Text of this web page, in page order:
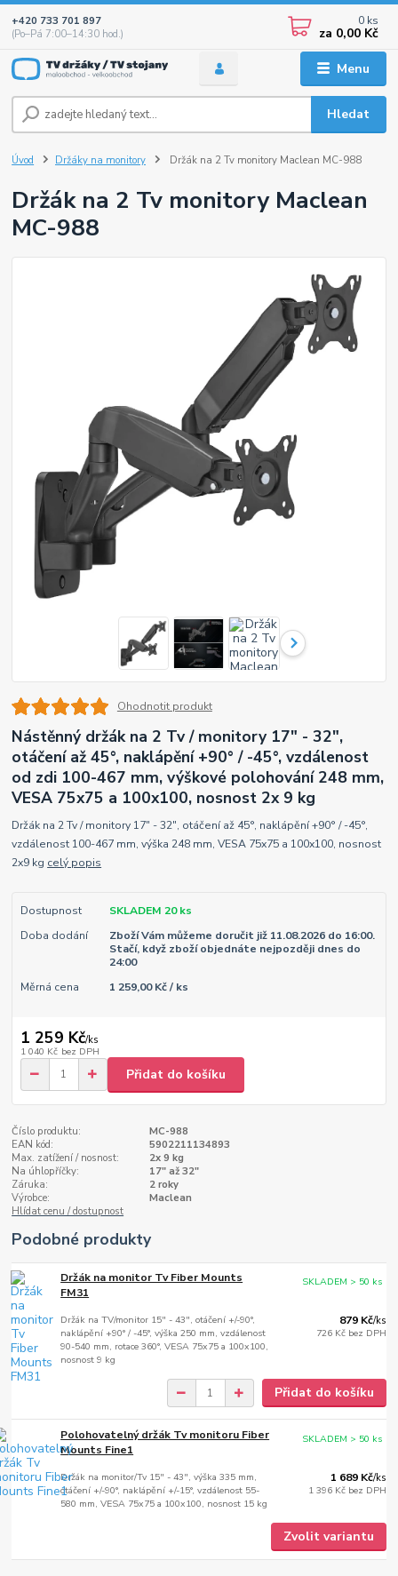
Menu
Hledat
+420 733 701 897
(Po–Pá 7:00–14:30 hod.)
0 ks
za 0,00 Kč
Úvod Držáky na monitory Držák na 2 Tv monitory Maclean MC-988
Držák na 2 Tv monitory Maclean
MC-988
Ohodnotit produkt
Nástěnný držák na 2 Tv / monitory 17" - 32",
otáčení až 45°, naklápění +90° / -45°, vzdálenost
od zdi 100-467 mm, výškové polohování 248 mm,
VESA 75x75 a 100x100, nosnost 2x 9 kg
Držák na 2 Tv / monitory 17" - 32", otáčení až 45°, naklápění +90° / -45°,
vzdálenost 100-467 mm, výška 248 mm, VESA 75x75 a 100x100, nosnost
2x9 kg celý popis
Dostupnost
SKLADEM 20 ks
Doba dodání
Zboží Vám můžeme doručit již 11.08.2026 do 16:00.
Stačí, když zboží objednáte nejpozději dnes do
24:00
Měrná cena
1 259,00 Kč / ks
1 259 Kč/ks
1 040 Kč bez DPH
Přidat do košíku
Číslo produktu:
MC-988
EAN kód:
5902211134893
Max. zatížení / nosnost:
2x 9 kg
Na úhlopříčky:
17" až 32"
Záruka:
2 roky
Výrobce:
Maclean
Hlídat cenu / dostupnost
Podobné produkty
Držák na monitor Tv Fiber Mounts
FM31
Držák na TV/monitor 15" - 43", otáčení +/-90°,
naklápění +90° / -45°, výška 250 mm, vzdálenost
90-540 mm, rotace 360°, VESA 75x75 a 100x100,
nosnost 9 kg
879 Kč/ks
726 Kč bez DPH
SKLADEM > 50 ks
Přidat do košíku
Polohovatelný držák Tv monitoru Fiber
Mounts Fine1
Držák na monitor/Tv 15" - 43", výška 335 mm,
otáčení +/-90°, naklápění +/-15°, vzdálenost 55-
580 mm, VESA 75x75 a 100x100, nosnost 15 kg
1 689 Kč/ks
1 396 Kč bez DPH
SKLADEM > 50 ks
Zvolit variantu